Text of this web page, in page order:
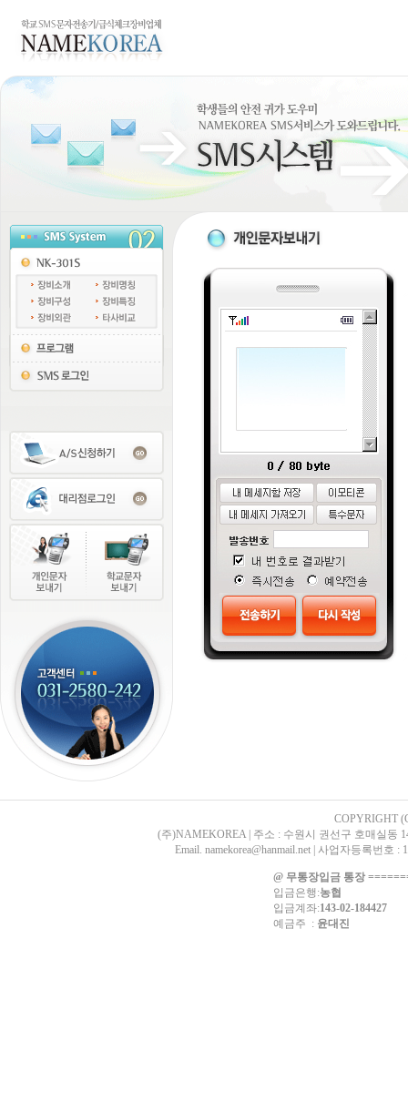
COPYRIGHT
(주)NAMEKOREA | 주소 : 수원시 권선구 호매실동
Email. namekorea@hanmail.net | 사업자등록번
@ 무통장입금 통장
입금은행:농협
입금계좌:143-02-184427
예금주 : 윤대진